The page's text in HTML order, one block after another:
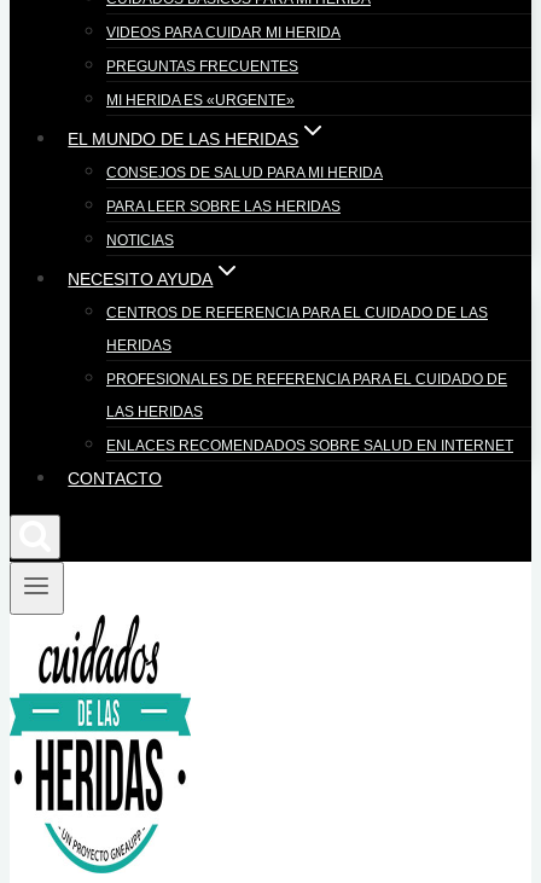
VIDEOS PARA CUIDAR MI HERIDA
PREGUNTAS FRECUENTES
MI HERIDA ES «URGENTE»
EL MUNDO DE LAS HERIDAS
CONSEJOS DE SALUD PARA MI HERIDA
PARA LEER SOBRE LAS HERIDAS
NOTICIAS
NECESITO AYUDA
CENTROS DE REFERENCIA PARA EL CUIDADO DE LAS
HERIDAS
PROFESIONALES DE REFERENCIA PARA EL CUIDADO DE
LAS HERIDAS
ENLACES RECOMENDADOS SOBRE SALUD EN INTERNET
CONTACTO